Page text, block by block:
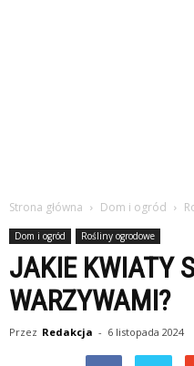
Strona główna Dom i ogród
Dom i ogród Rośliny ogrodowe
JAKIE KWIATY
WARZYWAMI?
Przez Redakcja - 6 listopada 2024